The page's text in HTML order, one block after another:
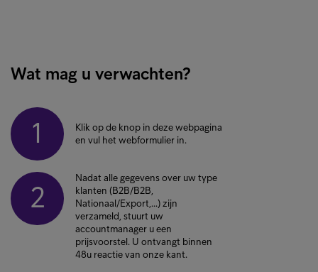
Wat mag u verwachten?
1
Klik op de knop in deze webpagina
en vul het webformulier in.
2
Nadat alle gegevens over uw type
klanten (B2B/B2B,
Nationaal/Export,…) zijn
verzameld, stuurt uw
accountmanager u een
prijsvoorstel. U ontvangt binnen
48u reactie van onze kant.